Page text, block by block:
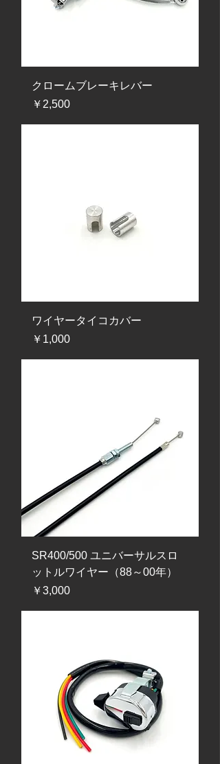
クロームブレーキレバー
価格
￥2,500
ワイヤータイコカバー
価格
￥1,000
SR400/500 ユニバーサルスロ
ットルワイヤー（88～00年）
価格
￥3,000